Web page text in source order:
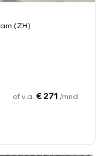
(ZH)
of v.a. € 271 /mnd